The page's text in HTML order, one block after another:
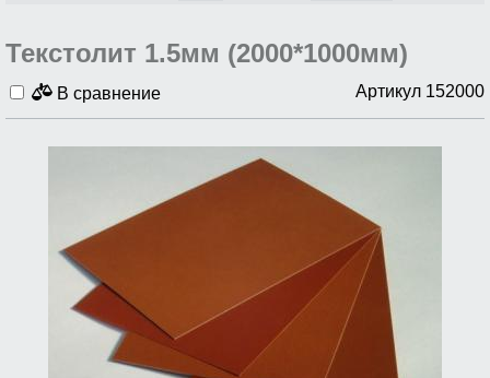
Текстолит 1.5мм (2000*1000мм)
В сравнение Артикул 152000